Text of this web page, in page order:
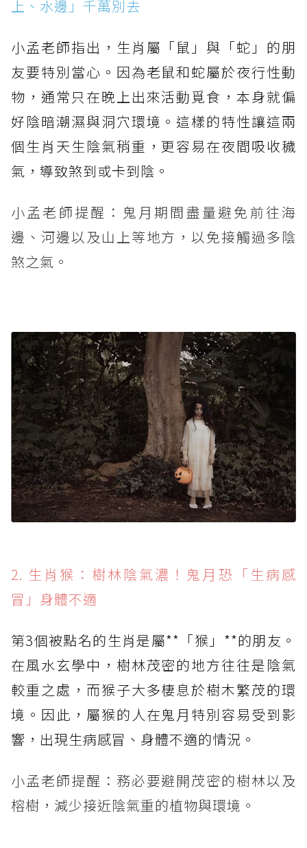
上、水邊」千萬別去
小孟老師指出，生肖屬「鼠」與「蛇」的朋
友要特別當心。因為老鼠和蛇屬於夜行性動
物，通常只在晚上出來活動覓食，本身就偏
好陰暗潮濕與洞穴環境。這樣的特性讓這兩
個生肖天生陰氣稍重，更容易在夜間吸收穢
氣，導致煞到或卡到陰。
小孟老師提醒：鬼月期間盡量避免前往海
邊、河邊以及山上等地方，以免接觸過多陰
煞之氣。
2. 生肖猴：樹林陰氣濃！鬼月恐「生病感
冒」身體不適
第3個被點名的生肖是屬**「猴」**的朋友。
在風水玄學中，樹林茂密的地方往往是陰氣
較重之處，而猴子大多棲息於樹木繁茂的環
境。因此，屬猴的人在鬼月特別容易受到影
響，出現生病感冒、身體不適的情況。
小孟老師提醒：務必要避開茂密的樹林以及
榕樹，減少接近陰氣重的植物與環境。